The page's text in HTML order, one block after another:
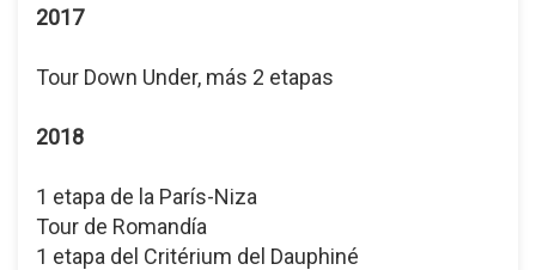
2017
Tour Down Under, más 2 etapas
2018
1 etapa de la París-Niza
Tour de Romandía
1 etapa del Critérium del Dauphiné